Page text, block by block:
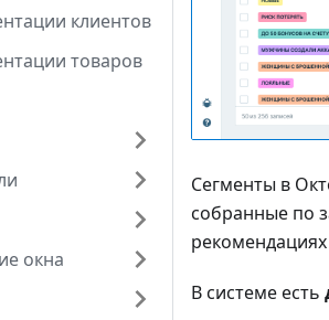
клиентов
товаров
окна
Сегменты в
собранные по
В системе есть